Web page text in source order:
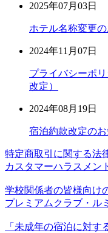
2025年07月03日
ホテル名称変更
2024年11月07日
プライバシーポ
改定）
2024年08月19日
宿泊約款改定のお
特定商取引に関する法
カスタマーハラスメン
学校関係者の皆様向け
プレミアムクラブ・ル
「未成年の宿泊に対